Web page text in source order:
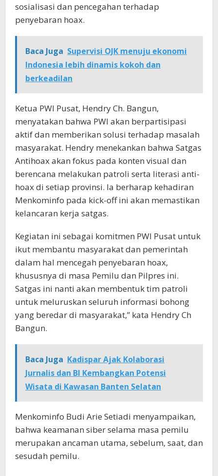
sosialisasi dan pencegahan terhadap
penyebaran hoax.
Baca Juga Supervisi OJK menuju ekonomi
Indonesia lebih dinamis kokoh dan
berkeadilan
Ketua PWI Pusat, Hendry Ch. Bangun,
menyatakan bahwa PWI akan berpartisipasi
aktif dan memberikan solusi terhadap masalah
masyarakat. Hendry menekankan bahwa Satgas
Antihoax akan fokus pada konten visual dan
berencana melakukan patroli serta literasi anti-
hoax di setiap provinsi. Ia berharap kehadiran
Menkominfo pada kick-off ini akan memastikan
kelancaran kerja satgas.
Kegiatan ini sebagai komitmen PWI Pusat untuk
ikut membantu masyarakat dan pemerintah
dalam hal mencegah penyebaran hoax,
khususnya di masa Pemilu dan Pilpres ini.
Satgas ini nanti akan membentuk tim patroli
untuk meluruskan seluruh informasi bohong
yang beredar di masyarakat,” kata Hendry Ch
Bangun.
Baca Juga Kadispar Ajak Kolaborasi
Jurnalis dan BI Kembangkan Potensi
Wisata di Kawasan Banten Selatan
Menkominfo Budi Arie Setiadi menyampaikan,
bahwa keamanan siber selama masa pemilu
merupakan ancaman utama, sebelum, saat, dan
sesudah pemilu.